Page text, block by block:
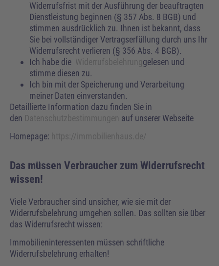
Widerrufsfrist mit der Ausführung der beauftragten
Dienstleistung beginnen (§ 357 Abs. 8 BGB) und
stimmen ausdrücklich zu. Ihnen ist bekannt, dass
Sie bei vollständiger Vertragserfüllung durch uns Ihr
Widerrufsrecht verlieren (§ 356 Abs. 4 BGB).
Ich habe die Widerrufsbelehrunggelesen und
stimme diesen zu.
Ich bin mit der Speicherung und Verarbeitung
meiner Daten einverstanden.
Detaillierte Information dazu finden Sie in
den Datenschutzbestimmungen auf unserer Webseite
Homepage: https://immobilienhaus.de/
Das müssen Verbraucher zum Widerrufsrecht
wissen!
Viele Verbraucher sind unsicher, wie sie mit der
Widerrufsbelehrung umgehen sollen. Das sollten sie über
das Widerrufsrecht wissen:
Immobilieninteressenten müssen schriftliche
Widerrufsbelehrung erhalten!